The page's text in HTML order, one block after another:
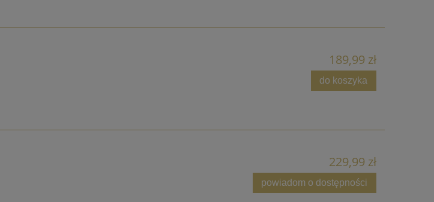
189,99 zł
do koszyka
229,99 zł
powiadom o dostępności